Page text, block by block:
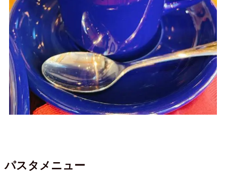
パスタメニュー